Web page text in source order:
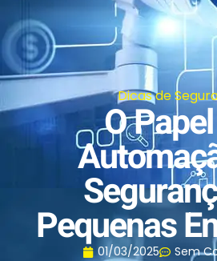
Dicas de
O
Pequenas
01/03/2025 Sem